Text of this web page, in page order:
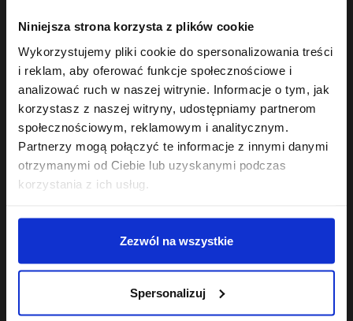
Niniejsza strona korzysta z plików cookie
Wykorzystujemy pliki cookie do spersonalizowania treści
i reklam, aby oferować funkcje społecznościowe i
analizować ruch w naszej witrynie. Informacje o tym, jak
korzystasz z naszej witryny, udostępniamy partnerom
społecznościowym, reklamowym i analitycznym.
Partnerzy mogą połączyć te informacje z innymi danymi
otrzymanymi od Ciebie lub uzyskanymi podczas
korzystania z ich usług.
Zezwól na wszystkie
Spersonalizuj
Aktywator skrętu w
24,49 zł
Najniższa cena z 30 dni przed
24,49 zł
Szampon balansujący
7,49 zł
Najniższa cena z 30 dni przed
obniżką:
Hair In Balance By ONLYBIO
24,49 zł